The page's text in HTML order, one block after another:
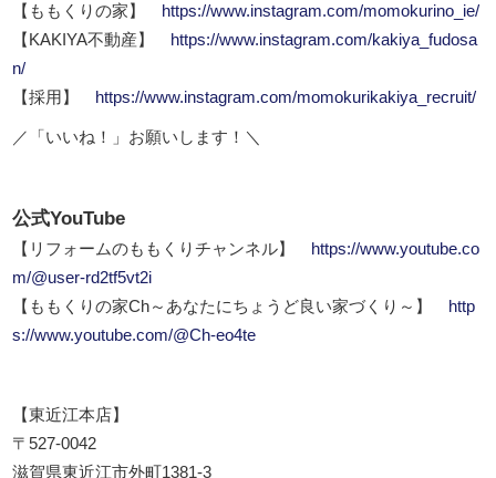
【ももくりの家】
https://www.instagram.com/momokurino_ie/
【KAKIYA不動産】
https://www.instagram.com/kakiya_fudosa
n/
【採用】
https://www.instagram.com/momokurikakiya_recruit/
／「いいね！」お願いします！＼
公式YouTube
【リフォームのももくりチャンネル】
https://www.youtube.co
m/@user-rd2tf5vt2i
【ももくりの家Ch～あなたにちょうど良い家づくり～】
http
s://www.youtube.com/@Ch-eo4te
【東近江本店】
〒527-0042
滋賀県東近江市外町1381-3